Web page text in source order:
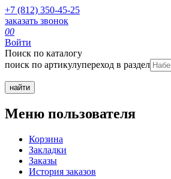
+7 (812) 350-45-25
заказать звонок
00
Войти
Поиск по каталогу
поиск по артикулупереход в раздел
Меню пользователя
Корзина
Закладки
Заказы
История заказов